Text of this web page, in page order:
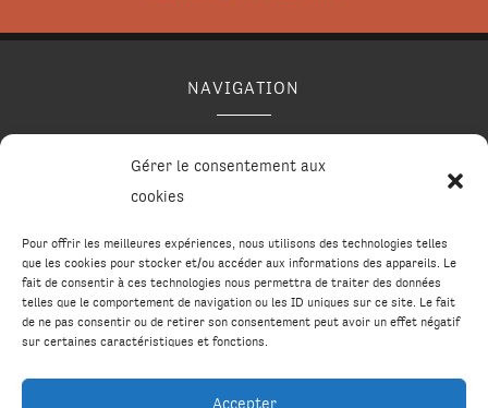
Gérer le consentement aux
cookies
Pour offrir les meilleures expériences, nous utilisons des technologies telles
que les cookies pour stocker et/ou accéder aux informations des appareils. Le
fait de consentir à ces technologies nous permettra de traiter des données
telles que le comportement de navigation ou les ID uniques sur ce site. Le fait
de ne pas consentir ou de retirer son consentement peut avoir un effet négatif
sur certaines caractéristiques et fonctions.
Accepter
NAVIGATION
Contact Mentions légales
RÉALISATION